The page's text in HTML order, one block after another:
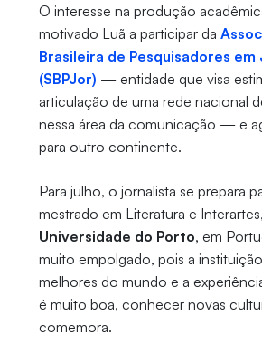
O interesse na produção
motivado Luã a participar da
Brasileira de Pesquisadores em
(SBPJor) — entidade que visa
articulação de uma rede nacional
nessa área da comunicação — e
para outro continente.
Para julho, o jornalista se prepara
mestrado em Literatura e
Universidade do Porto, em
muito empolgado, pois a
melhores do mundo e a
é muito boa, conhecer novas
comemora.